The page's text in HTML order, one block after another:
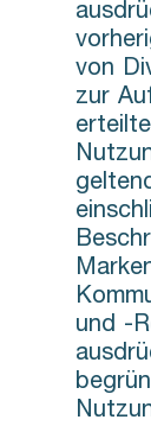
von
zur
und -